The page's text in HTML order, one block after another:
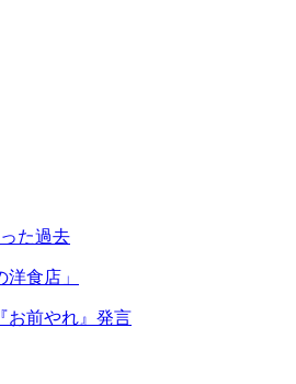
た過去
食店」
お前やれ』発言